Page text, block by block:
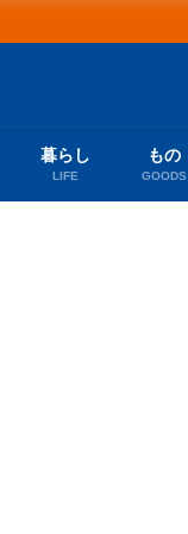
暮らし
LIFE
もの
GOODS